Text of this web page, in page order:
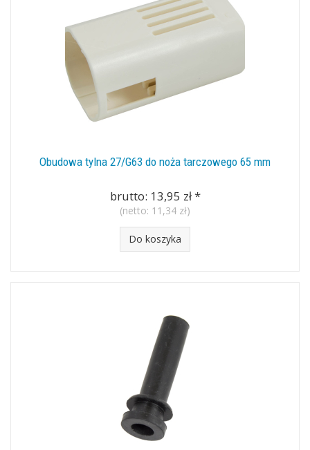
Obudowa tylna 27/G63 do noża tarczowego 65 mm
brutto: 13,95 zł*
(netto: 11,34 zł)
Do koszyka